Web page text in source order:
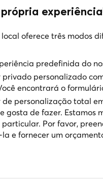
local oferece três modos
predefinida do
privado personalizado
encontrará o
de personalização total
gosta de fazer.
particular. Por favor,
e fornecer um